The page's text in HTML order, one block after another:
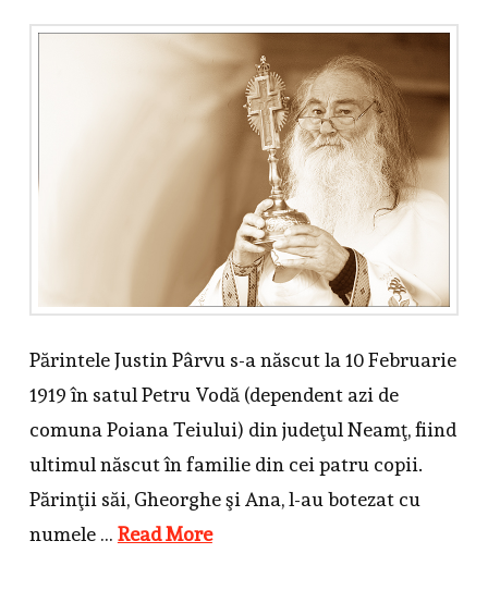
Părintele Justin Pârvu s-a născut la 10 Februarie
1919 în satul Petru Vodă (dependent azi de
comuna Poiana Teiului) din judeţul Neamţ, fiind
ultimul născut în familie din cei patru copii.
Părinţii săi, Gheorghe şi Ana, l-au botezat cu
numele … Read More